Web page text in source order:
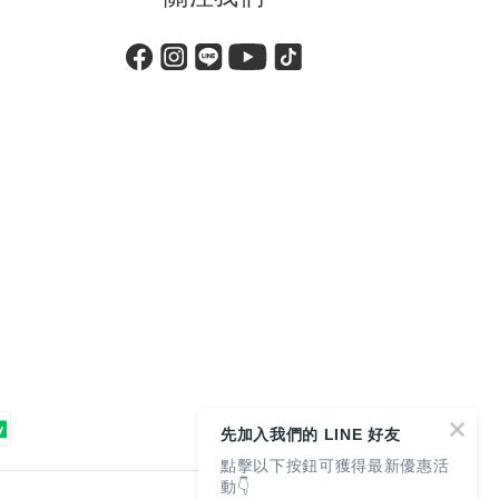
先加入我們的 LINE 好友
點擊以下按鈕可獲得最新優惠活
動👇